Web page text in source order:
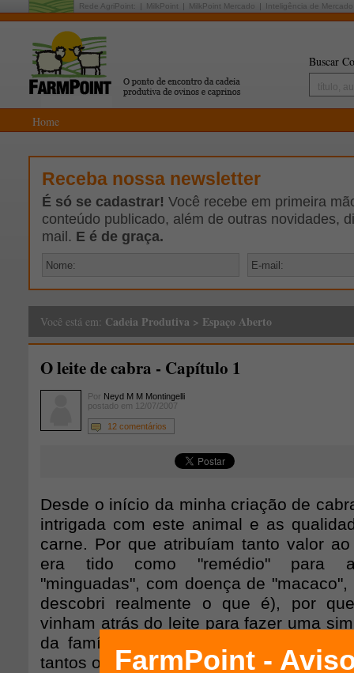
Rede AgriPoint: MilkPoint MilkPoint Mercado Inteligência de Mercado
Buscar
Home
Receba nossa newsletter
É só se cadastrar! Você recebe em primeira
conteúdo publicado, além de outras novidades,
mail. E é de graça.
Você está em: Cadeia Produtiva > Espaço Aberto
O leite de cabra - Capítulo 1
Por Neyd M M Montingelli
postado em 12/07/2007
12 comentários
Desde o início da minha criação de
intrigada com este animal e as
carne. Por que atribuíam tanto valor
era tido como "remédio" para
"minguadas", com doença de
descobri realmente o que é), por
vinham atrás do leite para fazer uma
da família que estava com problema
tantos os "causos" que eu tive que